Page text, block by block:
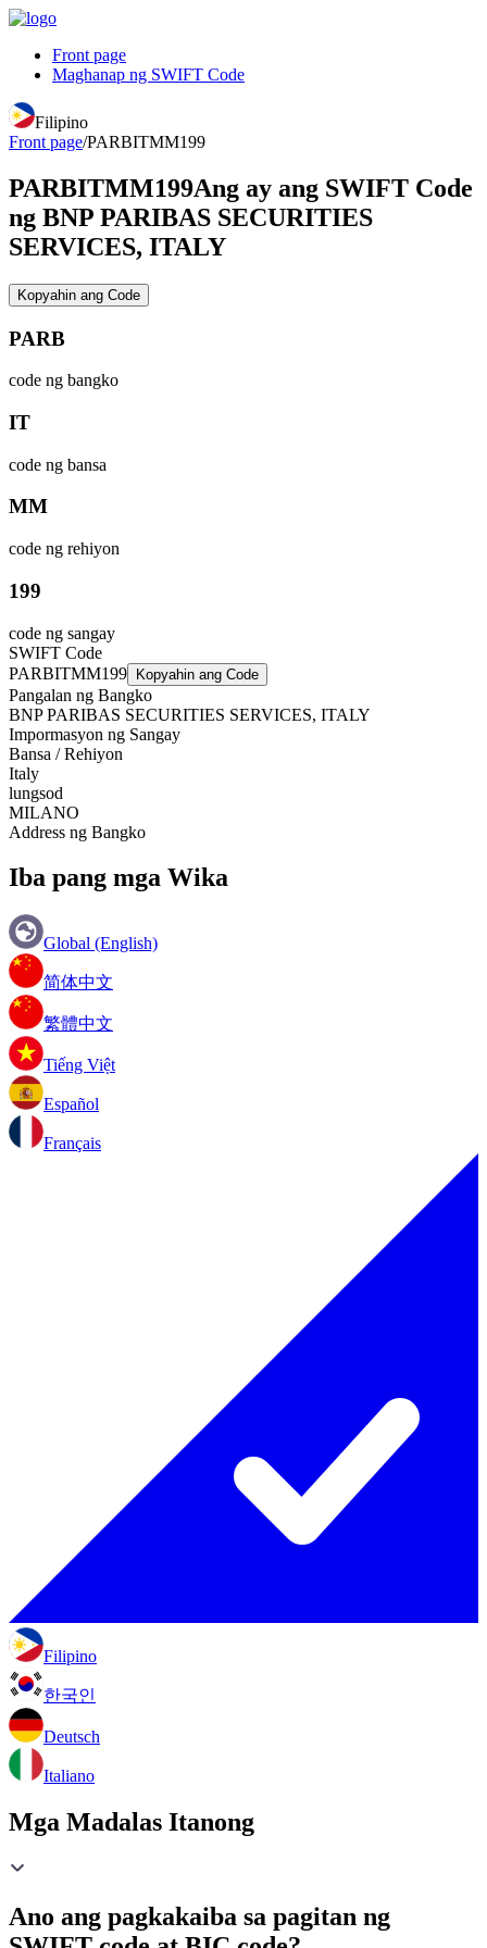
Front page
Maghanap ng SWIFT Code
Filipino
Front page/PARBITMM199
PARBITMM199Ang ay ang SWIFT Code
ng BNP PARIBAS SECURITIES
SERVICES, ITALY
Kopyahin ang Code
PARB
code ng bangko
IT
code ng bansa
MM
code ng rehiyon
199
code ng sangay
SWIFT Code
PARBITMM199 Kopyahin ang Code
Pangalan ng Bangko
BNP PARIBAS SECURITIES SERVICES, ITALY
Impormasyon ng Sangay
Bansa / Rehiyon
Italy
lungsod
MILANO
Address ng Bangko
Iba pang mga Wika
Global (English)
简体中文
繁體中文
Tiếng Việt
Español
Français
Filipino
한국인
Deutsch
Italiano
Mga Madalas Itanong
Ano ang pagkakaiba sa pagitan ng